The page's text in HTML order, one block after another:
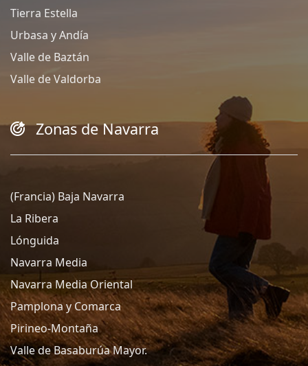
Tierra Estella
Urbasa y Andía
Valle de Baztán
Valle de Valdorba
Zonas de Navarra
(Francia) Baja Navarra
La Ribera
Lónguida
Navarra Media
Navarra Media Oriental
Pamplona y Comarca
Pirineo-Montaña
Valle de Basaburúa Mayor.